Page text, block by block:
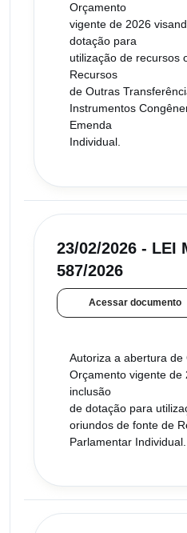
Orçamento
vigente de 2026
dotação para
utilização de recursos
Recursos
de Outras
Instrumentos
Emenda
Individual.
23/02/2026 - LEI
587/2026
Acessar documento
Autoriza a abertura de
Orçamento vigente de
inclusão
de dotação para
oriundos de fonte de
Parlamentar Individual.